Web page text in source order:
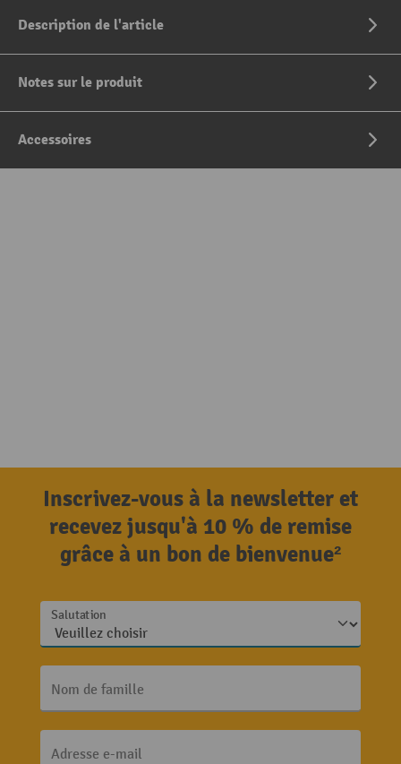
Description de l'article
Notes sur le produit
Accessoires
Inscrivez-vous à la newsletter et
recevez jusqu'à 10 % de remise
grâce à un bon de bienvenue²
Salutation
Nom de famille
Adresse e-mail